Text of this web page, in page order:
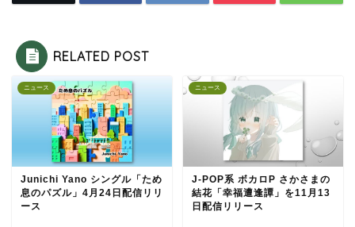
RELATED POST
ニュース
Junichi Yano シングル「ため
息のパズル」4月24日配信リリ
ース
ニュース
J-POP系 ボカロP さかさまの
結花「幸福遭逢譚」を11月13
日配信リリース